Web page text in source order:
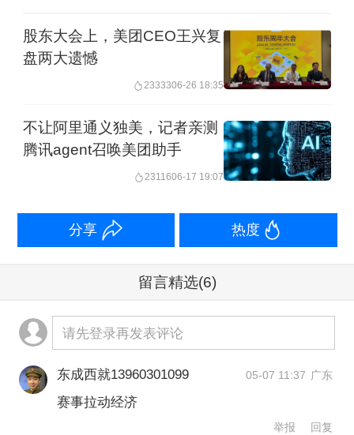
上涨88%，周华健、五月天、草莓音乐
节等演唱会打车量位居前列，赛事周边
期间的赣超、楚超球场周边打车订单，
比平日上涨超200%，宁超、鲁超、苏超
美团《2026五一消费洞察报告》显示，
体育赛事以及音乐节、演唱会等活动，
带动了一波以兴趣为核心的出行消费热
潮。假期期间，可容纳8万人的上海体育
场迎来人气火爆的中超联赛。比赛期
间，“上海体育场附近酒店”的搜索热度同
股东大会上，美团CEO王兴复
盘两大遗憾
2333306-26 18:35
不让阿里通义独美，记者亲测
腾讯agent召唤美团助手
2311606-17 19:07
分享 热度
留言精选(6)
请先登录再发表评论
东成西就13960301099 05-07 11:37 广东
赛事拉动经济
举报 回复